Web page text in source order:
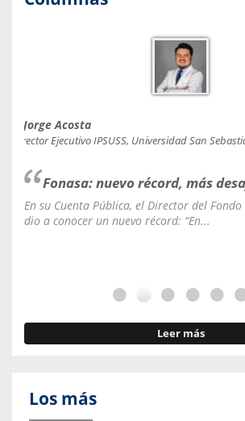
Jorge Acosta
Director Ejecutivo IPSUSS, Universidad San
Fonasa: nuevo récord, más
En su Cuenta Pública, el Director del
dio a conocer un nuevo récord: “En...
Leer más
Los más